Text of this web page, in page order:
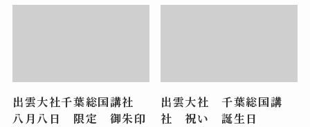
出雲大社千葉総国講社
八月八日 限定 御朱印
出雲大社 千葉総国講
社 祝い 誕生日